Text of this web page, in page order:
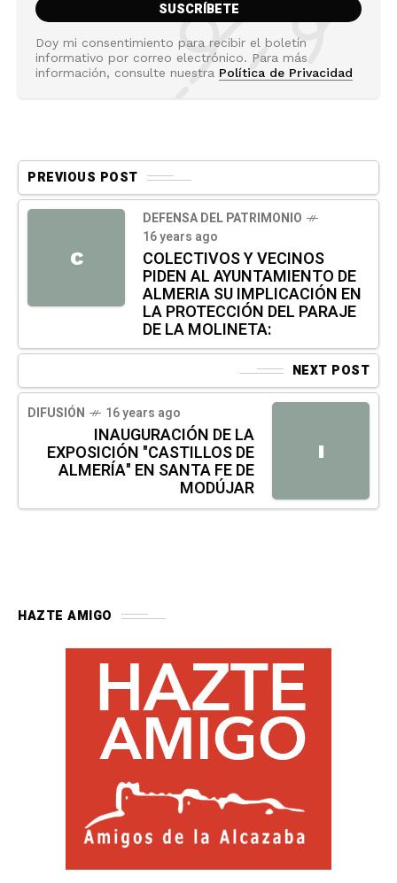
Doy mi consentimiento para recibir el boletín
informativo por correo electrónico. Para más
información, consulte nuestra Política de Privacidad
PREVIOUS POST
C
DEFENSA DEL PATRIMONIO
16 years ago
COLECTIVOS Y VECINOS
PIDEN AL AYUNTAMIENTO DE
ALMERIA SU IMPLICACIÓN EN
LA PROTECCIÓN DEL PARAJE
DE LA MOLINETA:
NEXT POST
I
DIFUSIÓN 16 years ago
INAUGURACIÓN DE LA
EXPOSICIÓN "CASTILLOS DE
ALMERÍA" EN SANTA FE DE
MODÚJAR
HAZTE AMIGO